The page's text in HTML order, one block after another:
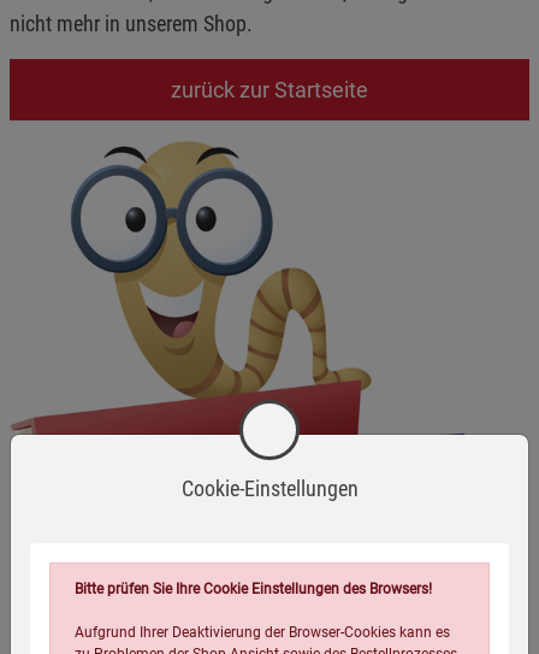
nicht mehr in unserem Shop.
zurück zur Startseite
Cookie-Einstellungen
Bitte prüfen Sie Ihre Cookie Einstellungen des Browsers!
Aufgrund Ihrer Deaktivierung der Browser-Cookies kann es